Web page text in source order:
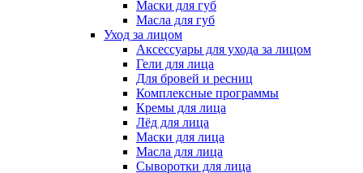
Маски для губ
Масла для губ
Уход за лицом
Аксессуары для ухода за лицом
Гели для лица
Для бровей и ресниц
Комплексные программы
Кремы для лица
Лёд для лица
Маски для лица
Масла для лица
Сыворотки для лица